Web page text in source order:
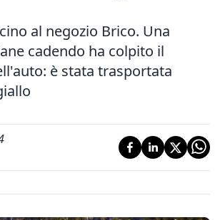
al negozio Brico. Una
cadendo ha colpito il
è stata trasportata